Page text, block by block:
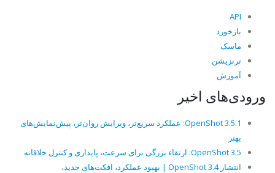
API
بازخورد
ماسک
ترنزیشن
آموزش
ورودی‌های اخیر
OpenShot 3.5.1: عملکرد سریع‌تر، ویرایش روان‌تر، پیش‌نمایش‌های
بهتر
OpenShot 3.5: ارتقاء بزرگی برای سرعت، پایداری و کنترل خلاقانه
انتشار OpenShot 3.4 | بهبود عملکرد، افکت‌های جدید،